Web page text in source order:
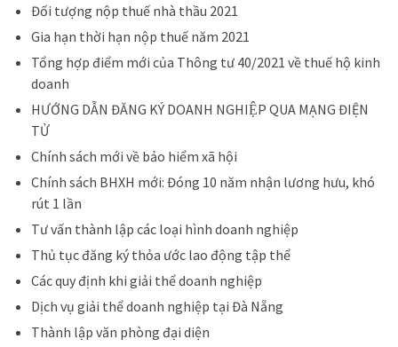
Đối tượng nộp thuế nhà thầu 2021
Gia hạn thời hạn nộp thuế năm 2021
Tổng hợp điểm mới của Thông tư 40/2021 về thuế hộ kinh
doanh
HƯỚNG DẪN ĐĂNG KÝ DOANH NGHIỆP QUA MẠNG ĐIỆN
TỬ
Chính sách mới về bảo hiểm xã hội
Chính sách BHXH mới: Đóng 10 năm nhận lương hưu, khó
rút 1 lần
Tư vấn thành lập các loại hình doanh nghiệp
Thủ tục đăng ký thỏa ước lao động tập thể
Các quy định khi giải thể doanh nghiệp
Dịch vụ giải thể doanh nghiệp tại Đà Nẵng
Thành lập văn phòng đại diện